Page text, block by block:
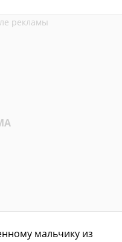
мальчику из